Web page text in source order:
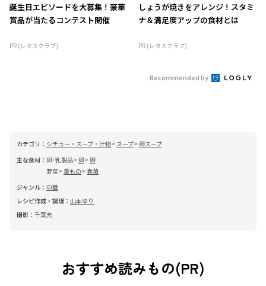
誕生日エピソードを大募集！豪華
賞品が当たるコンテスト開催
PR (レタスクラブ)
しょうが焼きをアレンジ！スタミ
ナ＆満足度アップの食材とは
PR (レタスクラブ)
Recommended by
カテゴリ： シチュー・スープ・汁物 スープ 卵スープ
主な食材： 卵･乳製品 卵 卵
野菜 葉もの
春菊
ジャンル： 中華
レシピ作成・調理： 山本ゆり
撮影： 千葉充
おすすめ読みもの(PR)